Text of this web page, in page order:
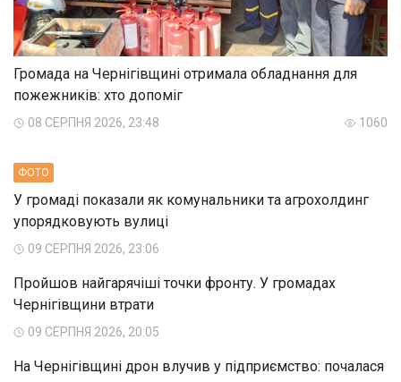
Громада на Чернігівщині отримала обладнання для
пожежників: хто допоміг
08 СЕРПНЯ 2026, 23:48 1060
ФОТО
У громаді показали як комунальники та агрохолдинг
упорядковують вулиці
09 СЕРПНЯ 2026, 23:06
Пройшов найгарячіші точки фронту. У громадах
Чернігівщини втрати
09 СЕРПНЯ 2026, 20:05
На Чернігівщині дрон влучив у підприємство: почалася